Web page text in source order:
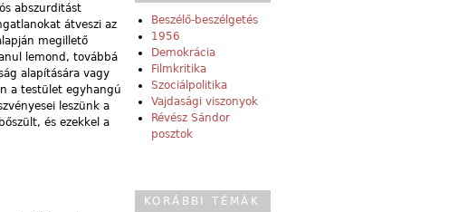
abszurditást
átveszi az
megillető
lemond, továbbá
alapítására vagy
a testület egyhangú
leszünk a
és ezekkel a
Beszélő-beszélgetés
1956
Demokrácia
Filmkritika
Szociálpolitika
Vajdasági viszonyok
Révész Sándor
posztok
KORÁBBI TÉMÁK